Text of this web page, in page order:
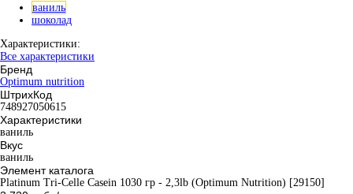
ваниль
шоколад
Характеристики:
Все характеристики
Бренд
Optimum nutrition
ШтрихКод
748927050615
Характеристики
ваниль
Вкус
ваниль
Элемент каталога
Platinum Tri-Celle Casein 1030 гр - 2,3lb (Optimum Nutrition) [29150]